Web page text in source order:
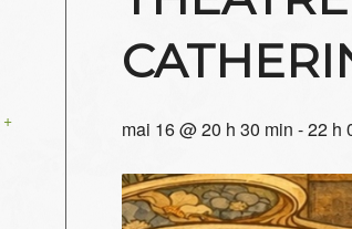
mai 16 @ 20 h 30 min -22 h
+